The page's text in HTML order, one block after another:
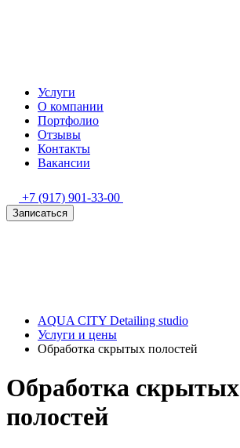
Услуги
О компании
Портфолио
Отзывы
Контакты
Вакансии
+7 (917) 901-33-00
Записаться
AQUA CITY Detailing studio
Услуги и цены
Обработка скрытых полостей
Обработка скрытых
полостей